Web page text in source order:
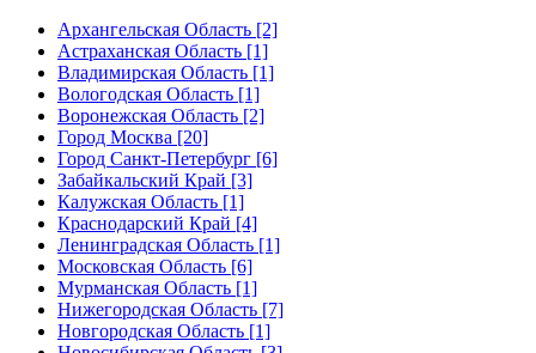
Архангельская Область [2]
Астраханская Область [1]
Владимирская Область [1]
Вологодская Область [1]
Воронежская Область [2]
Город Москва [20]
Город Санкт-Петербург [6]
Забайкальский Край [3]
Калужская Область [1]
Краснодарский Край [4]
Ленинградская Область [1]
Московская Область [6]
Мурманская Область [1]
Нижегородская Область [7]
Новгородская Область [1]